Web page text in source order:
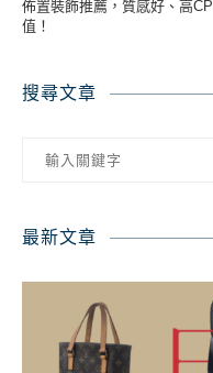
佈置裝飾推薦，質感好、高CP
值！
搜尋文章
最新文章